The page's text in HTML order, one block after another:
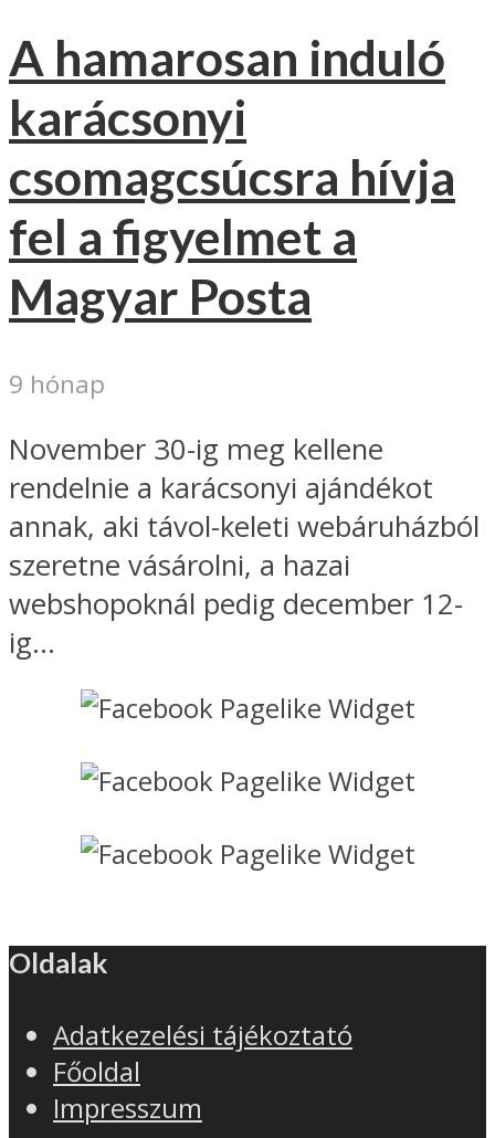
A hamarosan induló
karácsonyi
csomagcsúcsra hívja
fel a figyelmet a
Magyar Posta
9 hónap
November 30-ig meg kellene
rendelnie a karácsonyi ajándékot
annak, aki távol-keleti webáruházból
szeretne vásárolni, a hazai
webshopoknál pedig december 12-
ig...
Oldalak
Adatkezelési tájékoztató
Főoldal
Impresszum